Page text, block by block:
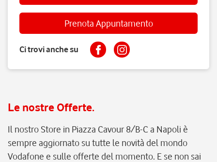
Prenota Appuntamento
Ci trovi anche su
Le nostre Offerte.
Il nostro Store in Piazza Cavour 8/B-C a Napoli è
sempre aggiornato su tutte le novità del mondo
Vodafone e sulle offerte del momento. E se non sai